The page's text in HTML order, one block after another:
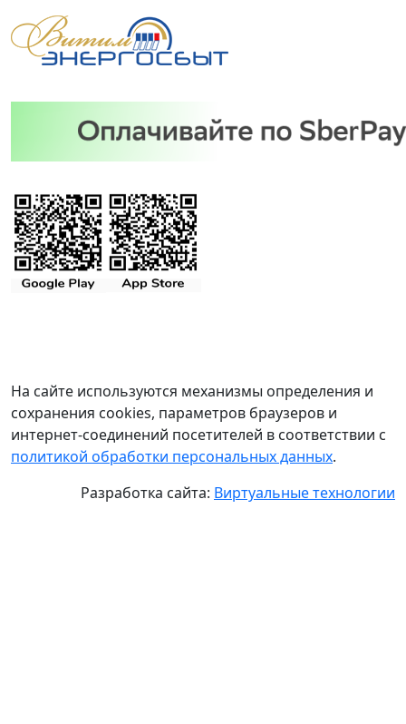
На сайте используются механизмы определения и
сохранения cookies, параметров браузеров и
интернет-соединений посетителей в соответствии с
политикой обработки персональных данных.
Разработка сайта: Виртуальные технологии